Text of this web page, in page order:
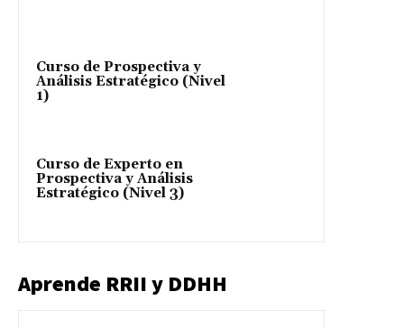
Curso de Prospectiva y
Análisis Estratégico (Nivel
1)
Curso de Experto en
Prospectiva y Análisis
Estratégico (Nivel 3)
Aprende RRII y DDHH